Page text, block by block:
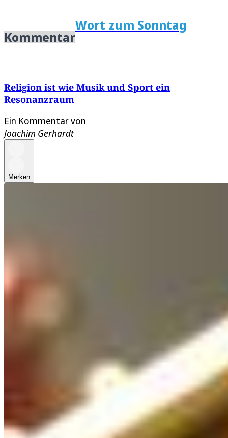
Kommentar
Wort zum Sonntag
Religion ist wie Musik und Sport ein
Resonanzraum
Ein Kommentar von
Joachim Gerhardt
Merken